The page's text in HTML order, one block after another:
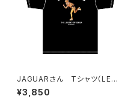
JAGUARさん Tシャツ（LEGE
ND-B）Black
¥3,850